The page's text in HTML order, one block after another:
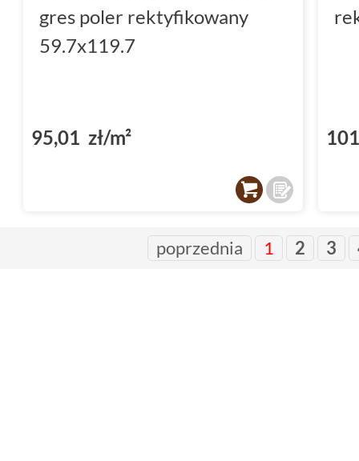
gres poler rektyfikowany
59.7x119.7
95,01 zł/m²
poprzednia 1 2 3